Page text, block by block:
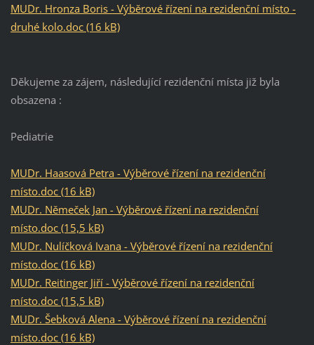
MUDr. Hronza Boris - Výběrové řízení na rezidenční místo -
druhé kolo.doc (16 kB)
Děkujeme za zájem, následující rezidenční místa již byla
obsazena :
Pediatrie
MUDr. Haasová Petra - Výběrové řízení na rezidenční
místo.doc (16 kB)
MUDr. Němeček Jan - Výběrové řízení na rezidenční
místo.doc (15,5 kB)
MUDr. Nulíčková Ivana - Výběrové řízení na rezidenční
místo.doc (16 kB)
MUDr. Reitinger Jiří - Výběrové řízení na rezidenční
místo.doc (15,5 kB)
MUDr. Šebková Alena - Výběrové řízení na rezidenční
místo.doc (16 kB)